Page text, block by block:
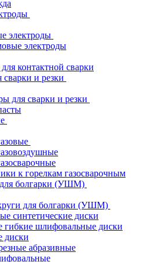
электроды
электроды
контактной сварки
сварки и резки
для сварки и резки
к горелкам газосварочным
болгарки (УШМ)
для болгарки (УШМ)
синтетические диски
гибкие шлифовальные диски
диски
абразивные